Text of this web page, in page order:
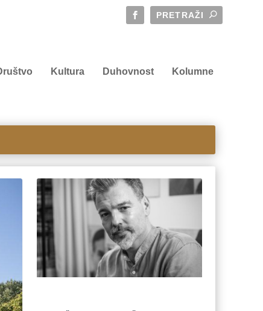
Kultura Duhovnost Kolumne